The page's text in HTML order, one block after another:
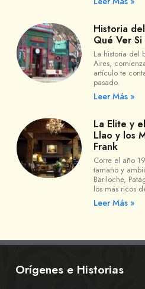
Historia
Qué Ver Si
La historia del
Aires,
artículo te
pasado.
Leer Más »
La Elite y
Llao y los
Frank
Corre el año
tamaño y
Bariloche,
los más ricos
Leer Más »
Orígenes e Historias